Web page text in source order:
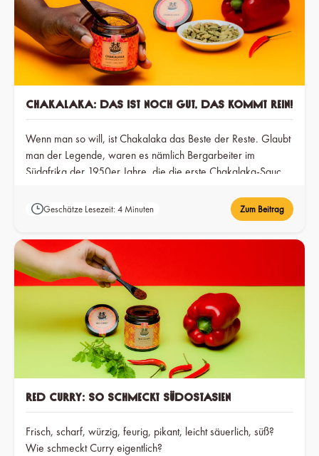
Chakalaka: Das ist noch gut, das kommt rein!
Wenn man so will, ist Chakalaka das Beste der Reste. Glaubt
man der Legende, waren es nämlich Bergarbeiter im
Südafrika der 1950er Jahre, die die erste Chakalaka-Sauce
Geschätze Lesezeit: 4 Minuten Zum Beitrag
Red Curry: So schmeckt Südostasien
Frisch, scharf, würzig, feurig, pikant, leicht säuerlich, süß?
Wie schmeckt Curry eigentlich?